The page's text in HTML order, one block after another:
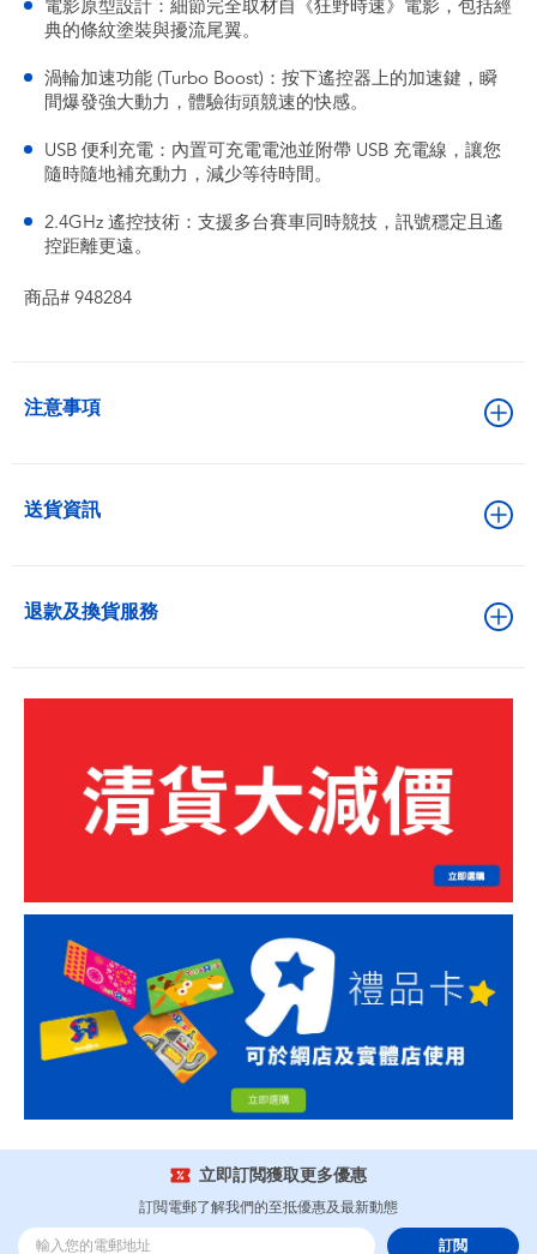
電影原型設計：細節完全取材自《狂野時速》電影，包括經
典的條紋塗裝與擾流尾翼。
渦輪加速功能 (Turbo Boost)：按下遙控器上的加速鍵，瞬
間爆發強大動力，體驗街頭競速的快感。
USB 便利充電：內置可充電電池並附帶 USB 充電線，讓您
隨時隨地補充動力，減少等待時間。
2.4GHz 遙控技術：支援多台賽車同時競技，訊號穩定且遙
控距離更遠。
商品# 948284
注意事項
送貨資訊
退款及換貨服務
立即訂閲獲取更多優惠
訂閲電郵了解我們的至抵優惠及最新動態
訂閲